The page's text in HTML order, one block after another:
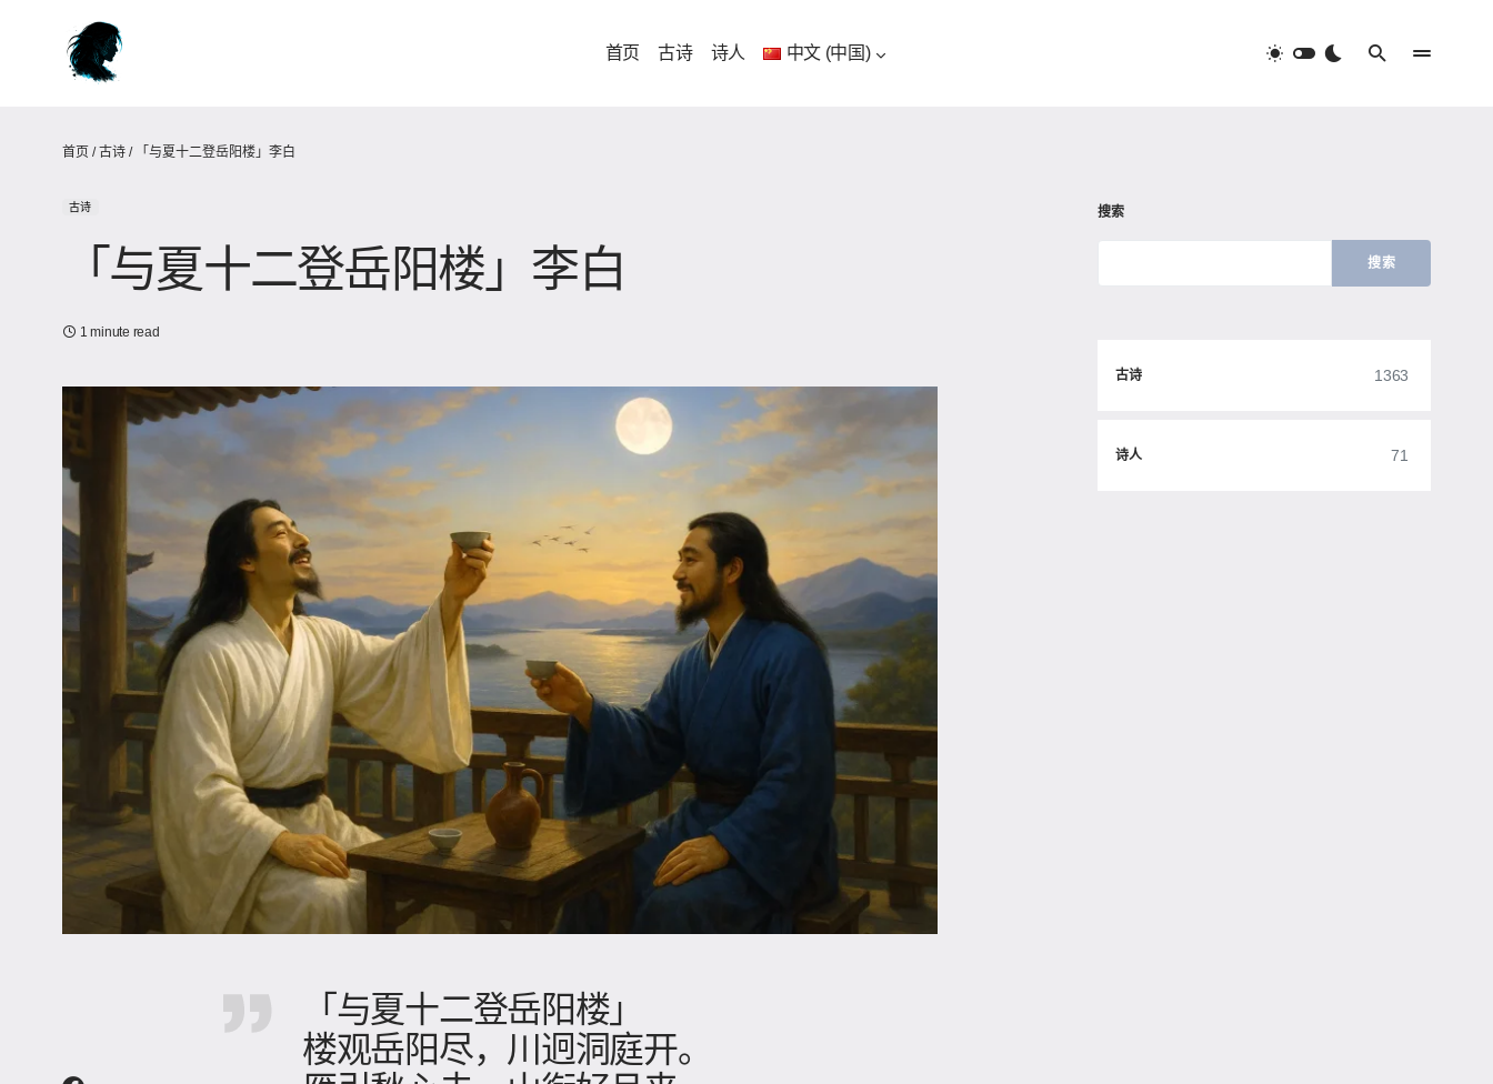
首页 古诗 诗人 中文 (中国)
首页 /古诗 / 「与夏十二登岳阳楼」李白
古诗
「与夏十二登岳阳楼」李白
1 minute read
「与夏十二登岳阳楼」
楼观岳阳尽，川迥洞庭开。
搜索
搜索
古诗 1363
诗人 71